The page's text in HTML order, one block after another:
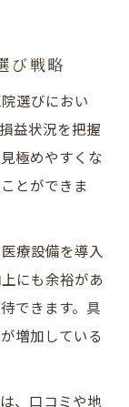
び戦略
選びにおい
益状況を把握
極めやすくな
とができま
療設備を導入
にも余裕があ
できます。具
増加している
、口コミや地